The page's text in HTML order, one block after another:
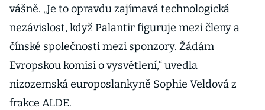
vášně. „Je to opravdu zajímavá technologická
nezávislost, když Palantir figuruje mezi členy a
čínské společnosti mezi sponzory. Žádám
Evropskou komisi o vysvětlení,“ uvedla
nizozemská europoslankyně Sophie Veldová z
frakce ALDE.